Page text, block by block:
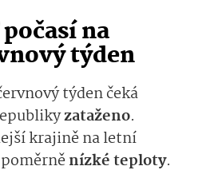
na
týden
týden čeká
zata­ženo.
krajině na letní
nízké teploty.